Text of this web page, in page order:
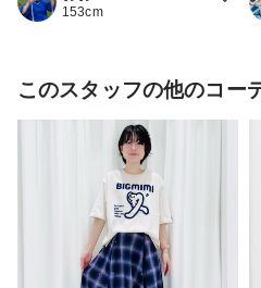
153cm
このスタッフの他のコー